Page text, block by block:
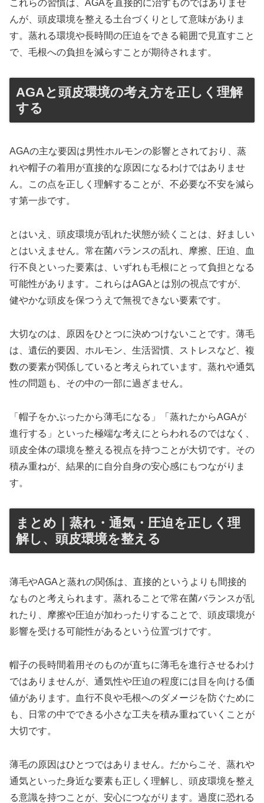
これらの習慣は、AGAを直接的に治すものではありませ
んが、頭皮環境を整える土台づくりとして意味がありま
す。蒸れる環境や長時間の圧迫をできる範囲で見直すこと
で、毛根への負担を減らすことが期待されます。
AGAと頭皮環境の考え方を正しく理解
する
AGAの主な要因は男性ホルモンの影響とされており、蒸
れや帽子の着用が直接的な原因になるわけではありませ
ん。この点を正しく理解することが、不必要な不安を減ら
す第一歩です。
とはいえ、頭皮環境が乱れた状態が続くことは、好ましい
とはいえません。常在菌バランスの乱れ、摩擦、圧迫、血
行不良といった要素は、いずれも毛根にとって負担となる
可能性があります。これらはAGAとは別の視点ですが、
健やかな頭皮を保つうえで無視できない要素です。
大切なのは、原因をひとつに決めつけないことです。薄毛
は、遺伝的要因、ホルモン、生活習慣、ストレスなど、複
数の要素が関係していると考えられています。蒸れや通気
性の問題も、その中の一部に過ぎません。
「帽子をかぶったから薄毛になる」「蒸れたからAGAが
進行する」といった極端な考えにとらわれるのではなく、
頭皮全体の環境を整える視点を持つことが大切です。その
積み重ねが、結果的に自分自身の安心感にもつながりま
す。
まとめ｜蒸れ・通気・圧迫を正しく理
解し、頭皮環境を整える
薄毛やAGAと蒸れの関係は、直接的というよりも間接的
なものと考えられます。蒸れることで常在菌バランスが乱
れたり、摩擦や圧迫が加わったりすることで、頭皮環境が
影響を受ける可能性があるという位置づけです。
帽子の長時間着用そのものが直ちに薄毛を進行させるわけ
ではありませんが、通気性や圧迫の程度には目を向ける価
値があります。血行不良や毛根へのダメージを防ぐために
も、日常の中でできる小さな工夫を積み重ねていくことが
大切です。
薄毛の原因はひとつではありません。だからこそ、蒸れや
通気といった身近な要素も正しく理解し、頭皮環境を整え
る意識を持つことが、安心につながります。過度に恐れる